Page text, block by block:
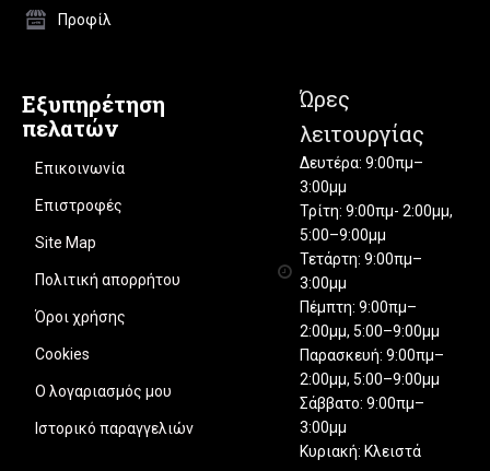
Προφίλ
Εξυπηρέτηση
πελατών
Επικοινωνία
Επιστροφές
Site Map
Πολιτική απορρήτου
Όροι χρήσης
Cookies
Ο λογαριασμός μου
Ιστορικό παραγγελιών
Ώρες
λειτουργίας
Δευτέρα: 9:00πμ–
3:00μμ
Τρίτη: 9:00πμ- 2:00μμ,
5:00–9:00μμ
Τετάρτη: 9:00πμ–
3:00μμ
Πέμπτη: 9:00πμ–
2:00μμ, 5:00–9:00μμ
Παρασκευή: 9:00πμ–
2:00μμ, 5:00–9:00μμ
Σάββατο: 9:00πμ–
3:00μμ
Κυριακή: Κλειστά